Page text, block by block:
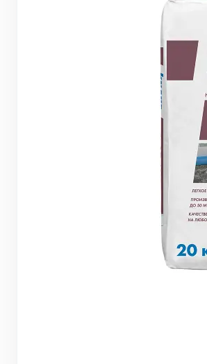
Грунтовки, ПВА, спец. растворы
Герметики, жидкие гвозди, пена
Саморезы, дюбеля, шурупы
Инструмент и оборудование
Лакокрасочные материалы